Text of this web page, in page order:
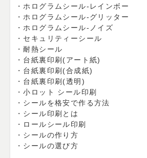
ホログラムシール-レインボー
ホログラムシール-グリッター
ホログラムシール-ノイズ
セキュリティーシール
耐熱シール
台紙裏印刷(アート紙)
台紙裏印刷(合成紙)
台紙裏印刷(透明)
小ロット シール印刷
シールを格安で作る方法
シール印刷とは
ロールシール印刷
シールの作り方
シールの選び方